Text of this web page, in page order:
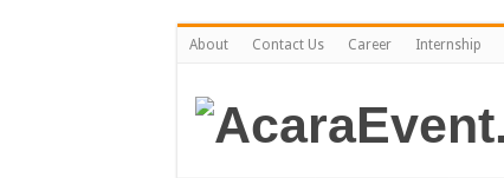
About Contact Us Career Internship